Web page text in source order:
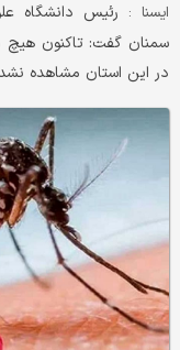
ایسنا : رئیس دانشگاه
سمنان گفت: تاکنون هیچ
در این استان مشاهده